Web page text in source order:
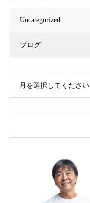
Uncategorized
ブログ
月を選択してください